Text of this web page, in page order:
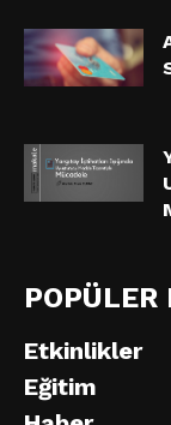
POPÜLER
Etkinlikler
Eğitim